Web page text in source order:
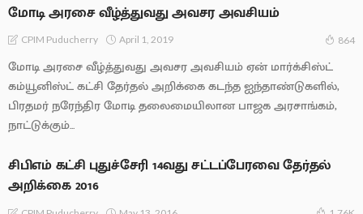
மோடி அரசை வீழ்த்துவது அவசர அவசியம்
CPIM Puducherry April 1, 2019 864
மோடி அரசை வீழ்த்துவது அவசர அவசியம் ஏன் மார்க்சிஸ்ட்
கம்யூனிஸ்ட் கட்சி தேர்தல் அறிக்கை கடந்த ஐந்தாண்டுகளில்,
பிரதமர் நரேந்திர மோடி தலைமையிலான பாஜக அரசாங்கம்,
நாட்டுக்கும்...
சிபிஎம் கட்சி புதுச்சேரி 14வது சட்டப்பேரவை தேர்தல்
அறிக்கை 2016